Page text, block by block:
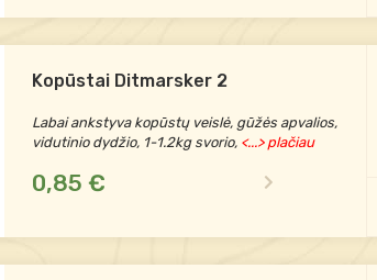
Kopūstai Ditmarsker 2
Labai ankstyva kopūstų veislė, gūžės apvalios,
vidutinio dydžio, 1-1.2kg svorio,<...> plačiau
0,85 €